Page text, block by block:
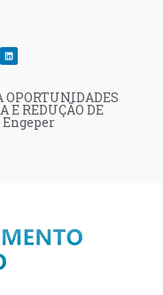
E REDUÇÃO DE
Engeper